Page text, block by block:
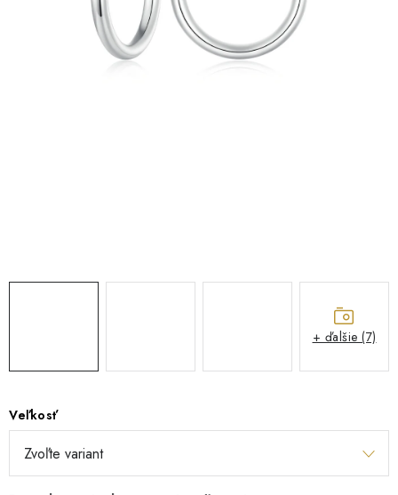
Doprava a platba Vrátenie, výmena, reklamácia
Obchodné podmienky
Ochrana súkromia
Veľkosť
+ ďalšie (7)